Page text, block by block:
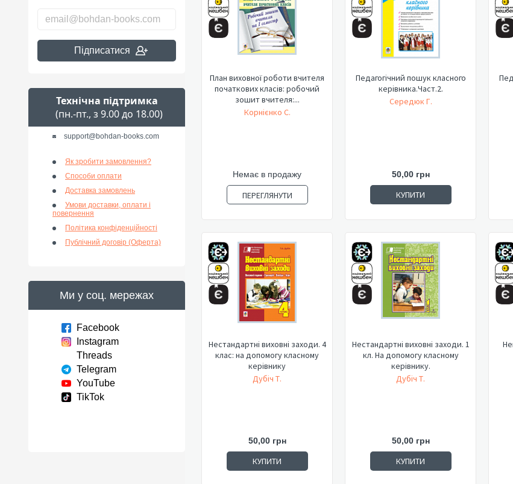
Підписатися
Технічна підтримка
(пн.-пт., з 9.00 до 18.00)
support@bohdan-books.com
Як зробити замовлення?
Способи оплати
Доставка замовлень
Умови доставки, оплати і
повернення
Політика конфіденційності
Публічний договір (Оферта)
Ми у соц. мережах
Facebook
Instagram
Threads
Telegram
YouTube
TikTok
План виховної роботи вчителя
початкових класів: робочий
зошит вчителя:...
Корнієнко С.
Немає в продажу
ПЕРЕГЛЯНУТИ
Педагогічний пошук класного
керівника.Част.2.
Середюк Г.
50,00 грн
КУПИТИ
Нестандартні виховні заходи. 4
клас: на допомогу класному
керівнику
Дубіч Т.
50,00 грн
КУПИТИ
Нестандартні виховні заходи. 1
кл. На допомогу класному
керівнику.
Дубіч Т.
50,00 грн
КУПИТИ